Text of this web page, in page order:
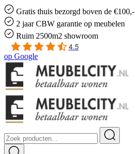
Gratis thuis bezorgd boven de €100,-
2 jaar CBW garantie op meubelen
Ruim 2500m2 showroom
4.5
op Google